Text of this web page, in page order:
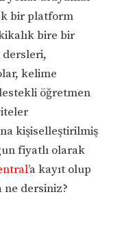
bir platform
bire bir
dersleri,
kelime
öğretmen
kişiselleştirilmiş
fiyatlı olarak
’a kayıt olup
ne dersiniz?